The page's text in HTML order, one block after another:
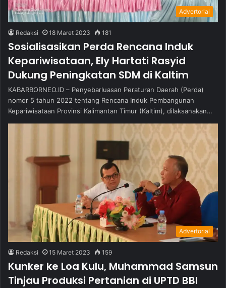
Advertorial
Redaksi 18 Maret 2023 181
Sosialisasikan Perda Rencana Induk
Kepariwisataan, Ely Hartati Rasyid
Dukung Peningkatan SDM di Kaltim
KABARBORNEO.ID – Penyebarluasan Peraturan Daerah (Perda)
nomor 5 tahun 2022 tentang Rencana Induk Pembangunan
Kepariwisataan Provinsi Kalimantan Timur (Kaltim), dilaksanakan…
Advertorial
Redaksi 15 Maret 2023 159
Kunker ke Loa Kulu, Muhammad Samsun
Tinjau Produksi Pertanian di UPTD BBI